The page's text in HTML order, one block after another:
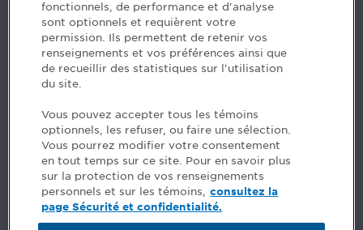
Des questions? Faites appel à notre équipe >
Envie de mettre de l’Ordre dans votre carrière? Voyez
les postes disponibles >
Facebook - Devenir CPA
Instagram
LinkedIn - CPA
LinkedIn - 20 minutes CPA
LinkedIn - Emploi CPA
TikTok
fonctionnels, de performance et d'analyse
sont optionnels et requièrent votre
permission. Ils permettent de retenir vos
renseignements et vos préférences ainsi que
de recueillir des statistiques sur l'utilisation
du site.
Vous pouvez accepter tous les témoins
optionnels, les refuser, ou faire une sélection.
Vous pourrez modifier votre consentement
en tout temps sur ce site. Pour en savoir plus
sur la protection de vos renseignements
personnels et sur les témoins, consultez la
page Sécurité et confidentialité.